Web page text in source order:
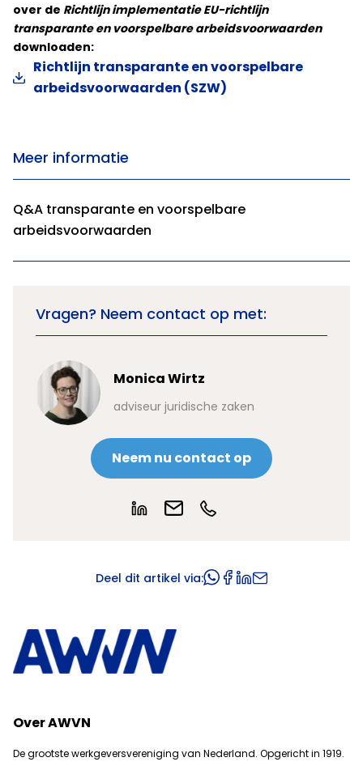
over de Richtlijn implementatie EU-richtlijn
transparante en voorspelbare arbeidsvoorwaarden
downloaden:
Richtlijn transparante en voorspelbare
arbeidsvoorwaarden (SZW)
Meer informatie
Q&A transparante en voorspelbare
arbeidsvoorwaarden
Vragen? Neem contact op met:
Monica Wirtz
adviseur juridische zaken
Neem nu contact op
Deel dit artikel via:
Over AWVN
De grootste werkgeversvereniging van Nederland. Opgericht in 1919.